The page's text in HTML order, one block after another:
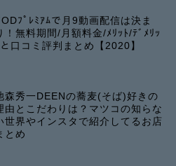
ﾌﾟﾚﾐｱﾑで月9動画配信は決ま
！無料期間/月額料金/ﾒﾘｯﾄ/ﾃﾞﾒﾘｯ
と口コミ評判まとめ【2020】
森秀一DEENの蕎麦(そば)好きの
由とこだわりは？マツコの知らな
世界やインスタで紹介してるお店
とめ